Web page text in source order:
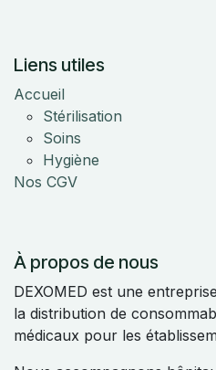
Liens utiles
Accueil
Stérilisation
Soins
Hygiène
Nos CGV
À propos de nous
DEXOMED est une
la distribution de
médicaux pour les